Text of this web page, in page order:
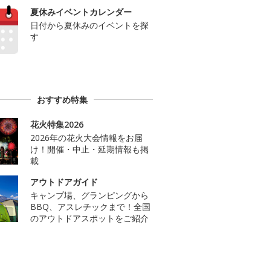
夏休みイベントカレンダー
日付から夏休みのイベントを探
す
おすすめ特集
花火特集2026
2026年の花火大会情報をお届
け！開催・中止・延期情報も掲
載
アウトドアガイド
キャンプ場、グランピングから
BBQ、アスレチックまで！全国
のアウトドアスポットをご紹介